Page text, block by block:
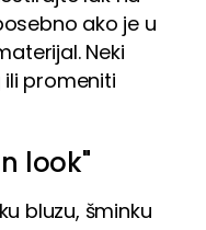
ako je u
Neki
promeniti
look"
bluzu, šminku